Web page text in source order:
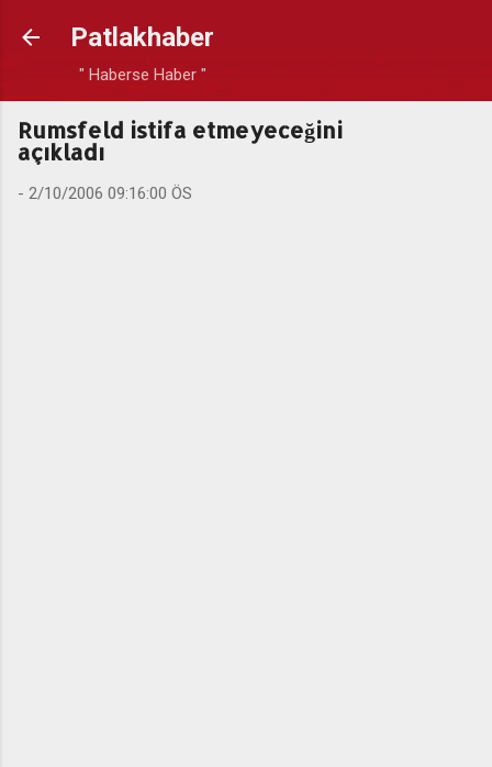
Ana içeriğe atla
Patlakhaber
" Haberse Haber "
Rumsfeld istifa etmeyeceğini
açıkladı
- 2/10/2006 09:16:00 ÖS